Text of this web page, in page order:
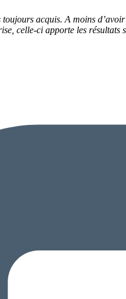
acquis. A moins
celle-ci apporte les résultats